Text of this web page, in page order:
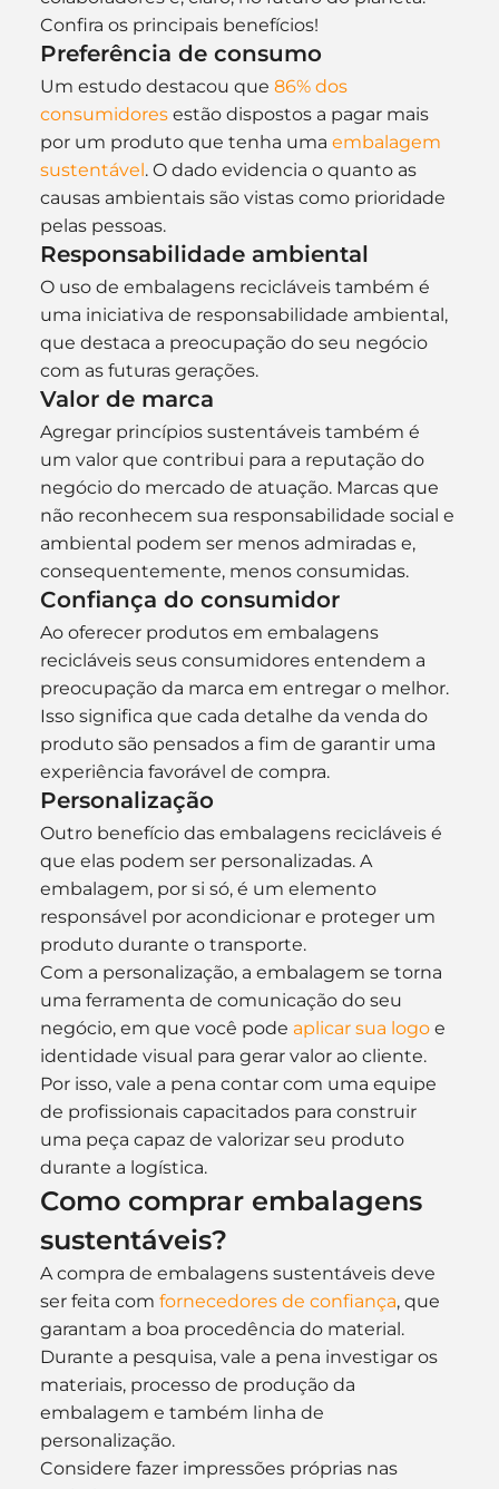
Confira os principais benefícios!
Preferência de consumo
Um estudo destacou que 86% dos
consumidores estão dispostos a pagar mais
por um produto que tenha uma embalagem
sustentável. O dado evidencia o quanto as
causas ambientais são vistas como prioridade
pelas pessoas.
Responsabilidade ambiental
O uso de embalagens recicláveis também é
uma iniciativa de responsabilidade ambiental,
que destaca a preocupação do seu negócio
com as futuras gerações.
Valor de marca
Agregar princípios sustentáveis também é
um valor que contribui para a reputação do
negócio do mercado de atuação. Marcas que
não reconhecem sua responsabilidade social e
ambiental podem ser menos admiradas e,
consequentemente, menos consumidas.
Confiança do consumidor
Ao oferecer produtos em embalagens
recicláveis seus consumidores entendem a
preocupação da marca em entregar o melhor.
Isso significa que cada detalhe da venda do
produto são pensados a fim de garantir uma
experiência favorável de compra.
Personalização
Outro benefício das embalagens recicláveis é
que elas podem ser personalizadas. A
embalagem, por si só, é um elemento
responsável por acondicionar e proteger um
produto durante o transporte.
Com a personalização, a embalagem se torna
uma ferramenta de comunicação do seu
negócio, em que você pode aplicar sua logo e
identidade visual para gerar valor ao cliente.
Por isso, vale a pena contar com uma equipe
de profissionais capacitados para construir
uma peça capaz de valorizar seu produto
durante a logística.
Como comprar embalagens
sustentáveis?
A compra de embalagens sustentáveis deve
ser feita com fornecedores de confiança, que
garantam a boa procedência do material.
Durante a pesquisa, vale a pena investigar os
materiais, processo de produção da
embalagem e também linha de
personalização.
Considere fazer impressões próprias nas